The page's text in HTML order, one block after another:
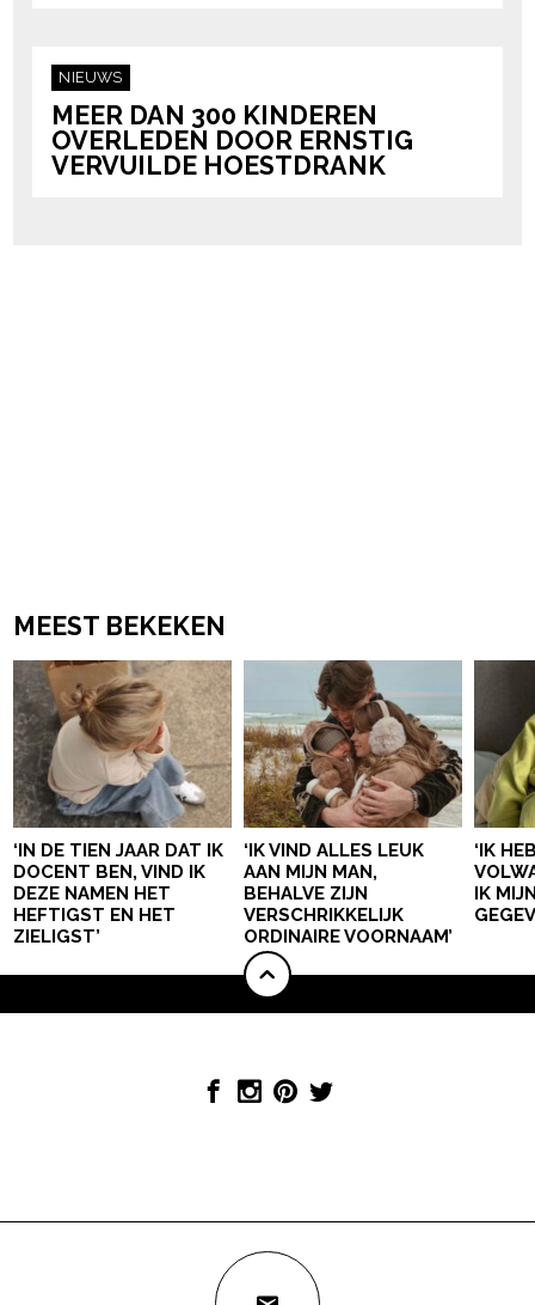
NIEUWS
MEER DAN 300 KINDEREN
OVERLEDEN DOOR ERNSTIG
VERVUILDE HOESTDRANK
MEEST BEKEKEN
‘IN DE TIEN JAAR DAT IK
DOCENT BEN, VIND IK
DEZE NAMEN HET
HEFTIGST EN HET
ZIELIGST’
‘IK VIND ALLES LEUK
AAN MIJN MAN,
BEHALVE ZIJN
VERSCHRIKKELIJK
ORDINAIRE VOORNAAM’
‘IK
IK